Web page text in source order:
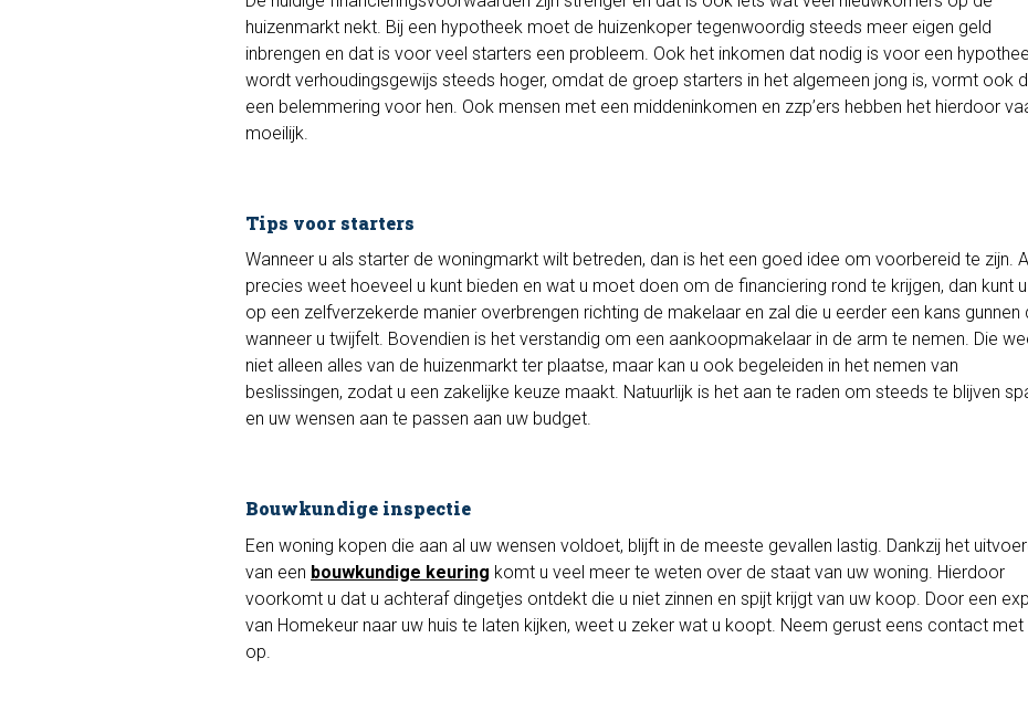
huizenmarkt nekt. Bij een hypotheek moet de huizenkoper tegenwoordig steeds meer eigen geld
inbrengen en dat is voor veel starters een probleem. Ook het inkomen dat nodig is voor een
wordt verhoudingsgewijs steeds hoger, omdat de groep starters in het algemeen jong is, vormt ook
een belemmering voor hen. Ook mensen met een middeninkomen en zzp’ers hebben het hierdoor
moeilijk.
Tips voor starters
Wanneer u als starter de woningmarkt wilt betreden, dan is het een goed idee om voorbereid te zijn.
precies weet hoeveel u kunt bieden en wat u moet doen om de financiering rond te krijgen, dan kunt
op een zelfverzekerde manier overbrengen richting de makelaar en zal die u eerder een kans gunnen
wanneer u twijfelt. Bovendien is het verstandig om een aankoopmakelaar in de arm te nemen. Die
niet alleen alles van de huizenmarkt ter plaatse, maar kan u ook begeleiden in het nemen van
beslissingen, zodat u een zakelijke keuze maakt. Natuurlijk is het aan te raden om steeds te blijven
en uw wensen aan te passen aan uw budget.
Bouwkundige inspectie
Een woning kopen die aan al uw wensen voldoet, blijft in de meeste gevallen lastig. Dankzij het
van een bouwkundige keuring komt u veel meer te weten over de staat van uw woning. Hierdoor
voorkomt u dat u achteraf dingetjes ontdekt die u niet zinnen en spijt krijgt van uw koop. Door een
van Homekeur naar uw huis te laten kijken, weet u zeker wat u koopt. Neem gerust eens contact met
op.